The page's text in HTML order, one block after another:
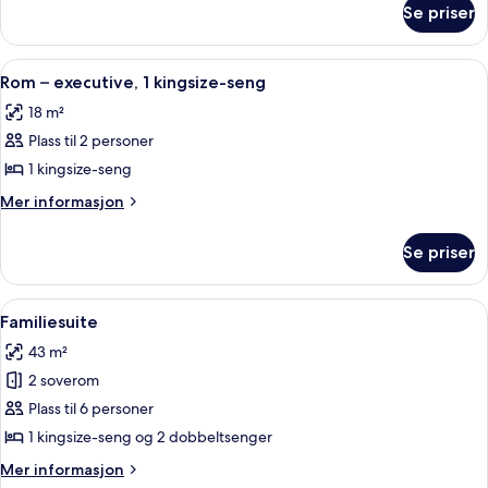
dobbeltsenger
–
deluxe,
2
Se priser
Åpne
alle
bildene
av
Rom
–
kingsize-
seng
Safe på rommet, skrivebord,
5
Rom – executive, 1 kingsize-seng
18 m²
Plass til 2 personer
1 kingsize-seng
Mer informasjon
Mer
–
executive,
1
seng
Se priser
Åpne
alle
bildene
av
Familiesuite
Familiesuite | Safe på rommet,
5
Familiesuite
43 m²
2 soverom
Plass til 6 personer
1 kingsize-seng og 2 dobbeltsenger
Mer informasjon
Mer